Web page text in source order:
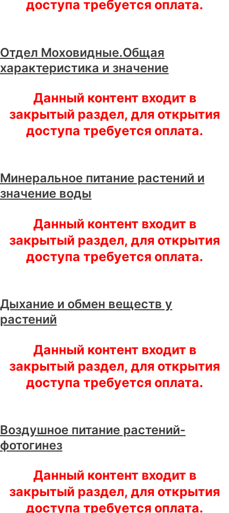
доступа требуется оплата.
Отдел Моховидные.Общая
характеристика и значение
Данный контент входит в
закрытый раздел, для открытия
доступа требуется оплата.
Минеральное питание растений и
значение воды
Данный контент входит в
закрытый раздел, для открытия
доступа требуется оплата.
Дыхание и обмен веществ у
растений
Данный контент входит в
закрытый раздел, для открытия
доступа требуется оплата.
Воздушное питание растений-
фотогинез
Данный контент входит в
закрытый раздел, для открытия
доступа требуется оплата.